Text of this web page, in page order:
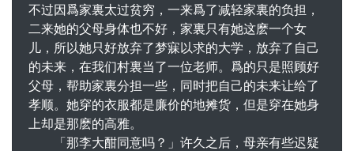
不过因爲家裏太过贫穷，一来爲了减轻家裏的负担，
二来她的父母身体也不好，家裏只有她这麽一个女
儿，所以她只好放弃了梦寐以求的大学，放弃了自己
的未来，在我们村裏当了一位老师。爲的只是照顾好
父母，帮助家裏分担一些，同时把自己的未来让给了
孝顺。她穿的衣服都是廉价的地摊货，但是穿在她身
上却是那麽的高雅。
「那李大酣同意吗？」许久之后，母亲有些迟疑